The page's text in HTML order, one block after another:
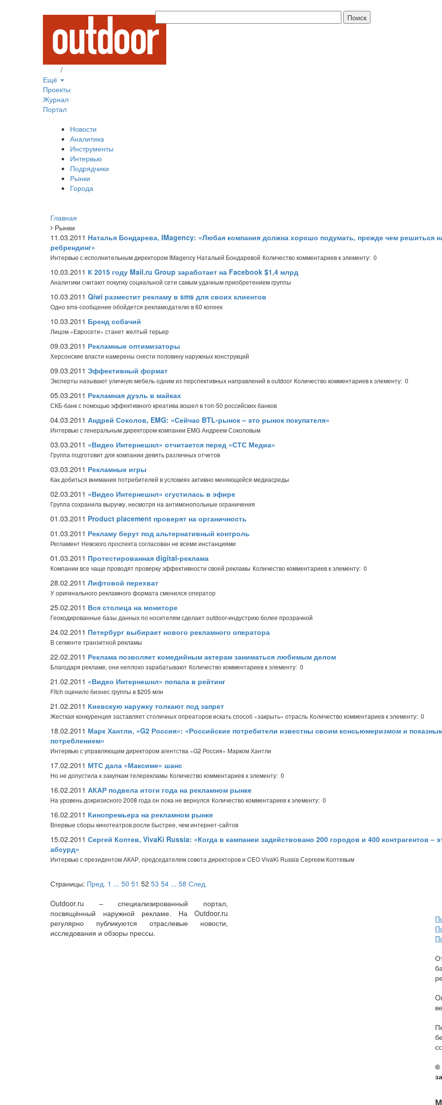
/
Ещё
Проекты
Журнал
Портал
Новости
Аналитика
Инструменты
Интервью
Подрядчики
Рынки
Города
Главная
Рынки
11.03.2011 Наталья Бондарева, IMagency: «Любая компания должна хорошо подумать, прежде чем решиться
ребрендинг»
Интервью с исполнительным директором IMagency Натальей Бондаревой Количество комментариев к элементу: 0
10.03.2011 К 2015 году Mail.ru Group заработает на Facebook $1,4 млрд
Аналитики считают покупку социальной сети самым удачным приобретением группы
10.03.2011 Qiwi разместит рекламу в sms для своих клиентов
Одно sms-сообщение обойдется рекламодателю в 60 копеек
10.03.2011 Бренд собачий
Лицом «Евросети» станет желтый терьер
09.03.2011 Рекламные оптимизаторы
Херсонские власти намерены снести половину наружных конструкций
09.03.2011 Эффективный формат
Эксперты называют уличную мебель одним из перспективных направлений в outdoor Количество комментариев к элементу: 0
05.03.2011 Рекламная дуэль в майках
СКБ-банк с помощью эффективного креатива вошел в топ-50 российских банков
04.03.2011 Андрей Соколов, EMG: «Сейчас BTL-рынок – это рынок покупателя»
Интервью с генеральным директором компании EMG Андреем Соколовым
03.03.2011 «Видео Интернешнл» отчитается перед «СТС Медиа»
Группа подготовит для компании девять различных отчетов
03.03.2011 Рекламные игры
Как добиться внимания потребителей в условиях активно меняющейся медиасреды
02.03.2011 «Видео Интернешнл» сгустилась в эфире
Группа сохранила выручку, несмотря на антимонопольные ограничения
01.03.2011 Product placement проверят на органичность
01.03.2011 Рекламу берут под альтернативный контроль
Регламент Невского проспекта согласован не всеми инстанциями
01.03.2011 Протестированная digital-реклама
Компании все чаще проводят проверку эффективности своей рекламы Количество комментариев к элементу: 0
28.02.2011 Лифтовой перехват
У оригинального рекламного формата сменился оператор
25.02.2011 Вся столица на мониторе
Геокодированные базы данных по носителям сделает outdoor-индустрию более прозрачной
24.02.2011 Петербург выбирает нового рекламного оператора
В сегменте транзитной рекламы
22.02.2011 Реклама позволяет комедийным актерам заниматься любимым делом
Благодаря рекламе, они неплохо зарабатывают Количество комментариев к элементу: 0
21.02.2011 «Видео Интернешнл» попала в рейтинг
Fitch оценило бизнес группы в $205 млн
21.02.2011 Киевскую наружку толкают под запрет
Жесткая конкуренция заставляет столичных опреаторов искать способ «закрыть» отрасль Количество комментариев к элементу: 0
18.02.2011 Марк Хантли, «G2 Россия»: «Российские потребители известны своим консьюмеризмом и
потреблением»
Интервью с управляющим директором агентства «G2 Россия» Марком Хантли
17.02.2011 МТС дала «Максиме» шанс
Но не допустила к закупкам телерекламы Количество комментариев к элементу: 0
16.02.2011 АКАР подвела итоги года на рекламном рынке
На уровень докризисного 2008 года он пока не вернулся Количество комментариев к элементу: 0
16.02.2011 Кинопремьера на рекламном рынке
Впервые сборы кинотеатров росли быстрее, чем интернет-сайтов
15.02.2011 Сергей Коптев, VivaKi Russia: «Когда в кампании задействовано 200 городов и 400 контрагентов –
абсурд»
Интервью с президентом АКАР, председателем совета директоров и CEO VivaKi Russia Сергеем Коптевым
Страницы: Пред. 1 ... 50 51 52 53 54 ... 58 След.
Outdoor.ru – специализированный портал,
посвящённый наружной рекламе. На Outdoor.ru
регулярно публикуются отраслевые новости,
исследования и обзоры прессы.